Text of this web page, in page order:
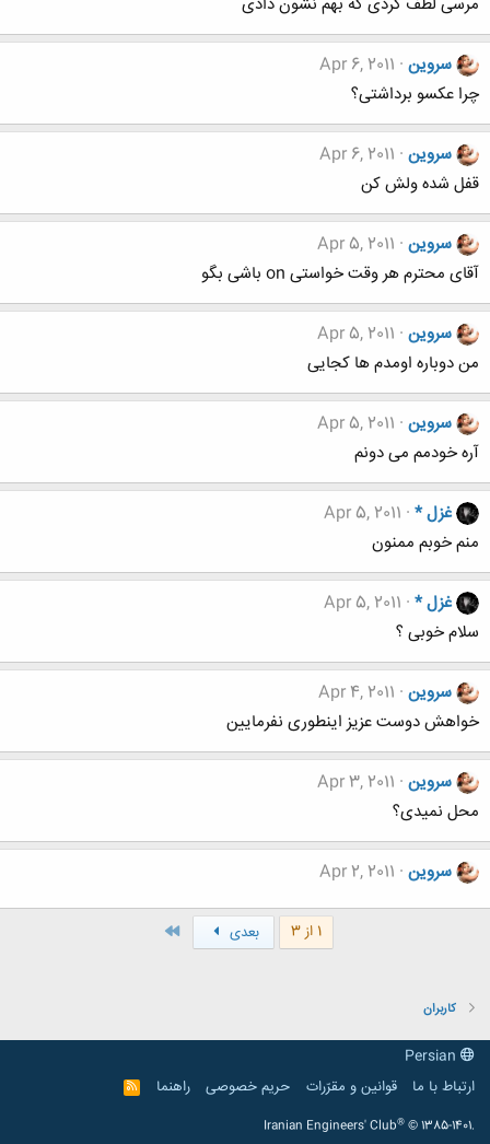
سروین Apr 6, 2011
چرا عکسو برداشتی؟
سروین Apr 6, 2011
قفل شده ولش کن
سروین Apr 5, 2011
آقای محترم هر وقت خواستی on باشی بگو
سروین Apr 5, 2011
من دوباره اومدم ها کجایی
سروین Apr 5, 2011
آره خودمم می دونم
غزل * Apr 5, 2011
منم خوبم ممنون
غزل * Apr 5, 2011
سلام خوبی ؟
سروین Apr 4, 2011
خواهش دوست عزیز اینطوری نفرمایین
سروین Apr 3, 2011
محل نمیدی؟
سروین Apr 2, 2011
1 از 3 بعدی
کاربران
ارتباط با ما
قوانین و مقرّرات حریم خصوصی راهنما
R
S
Iranian Engineers' Club® © 1385-1401.